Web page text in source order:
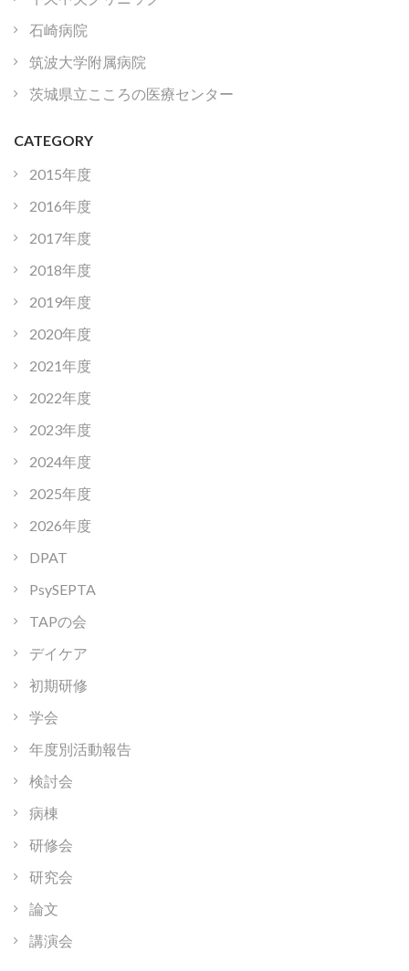
石崎病院
筑波大学附属病院
茨城県立こころの医療センター
CATEGORY
2015年度
2016年度
2017年度
2018年度
2019年度
2020年度
2021年度
2022年度
2023年度
2024年度
2025年度
2026年度
DPAT
PsySEPTA
TAPの会
デイケア
初期研修
学会
年度別活動報告
検討会
病棟
研修会
研究会
論文
講演会